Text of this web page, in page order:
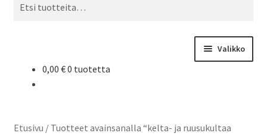
Valikko
0,00 €0 tuotetta
Etusivu / Tuotteet avainsanalla “kelta- ja ruusukultaa